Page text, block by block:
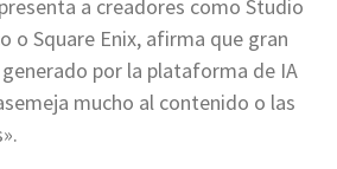
a creadores como Studio
o Square Enix, afirma que gran
por la plataforma de IA
mucho al contenido o las